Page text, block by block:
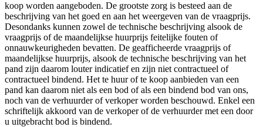
koop worden aangeboden. De grootste zorg is besteed aan de
beschrijving van het goed en aan het weergeven van de vraagprijs.
Desondanks kunnen zowel de technische beschrijving alsook de
vraagprijs of de maandelijkse huurprijs feitelijke fouten of
onnauwkeurigheden bevatten. De geafficheerde vraagprijs of
maandelijkse huurprijs, alsook de technische beschrijving van het
pand zijn daarom louter indicatief en zijn niet contractueel of
contractueel bindend. Het te huur of te koop aanbieden van een
pand kan daarom niet als een bod of als een bindend bod van ons,
noch van de verhuurder of verkoper worden beschouwd. Enkel een
schriftelijk akkoord van de verkoper of de verhuurder met een door
u uitgebracht bod is bindend.